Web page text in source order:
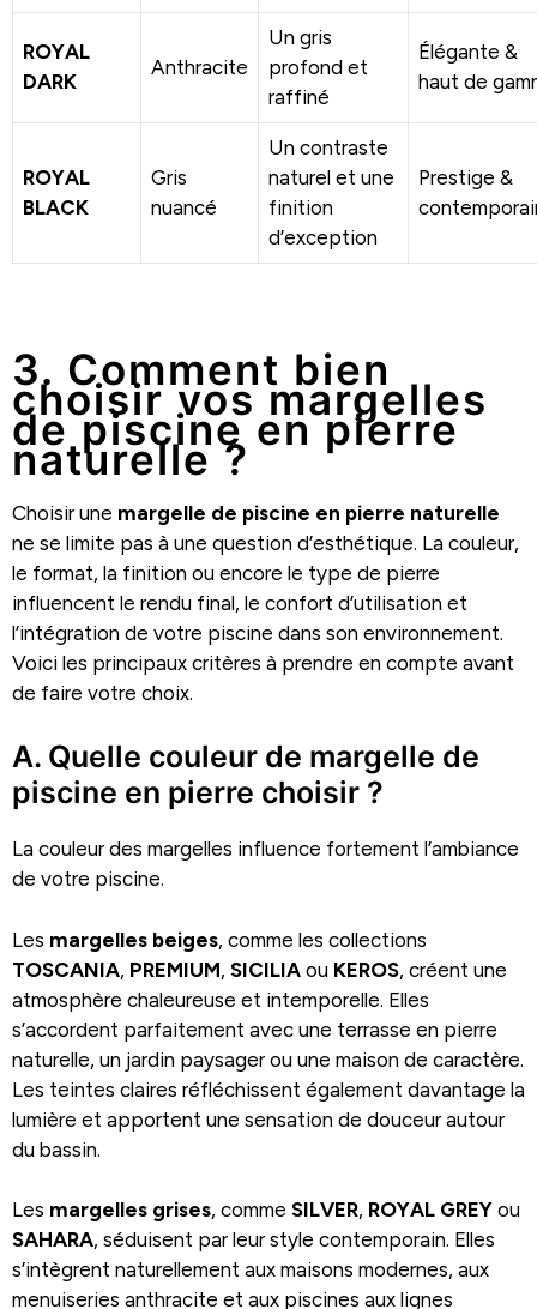
ROYAL
DARK
Anthracite
Un gris
profond et
raffiné
Élégante &
haut de
ROYAL
BLACK
Gris
nuancé
Un contraste
naturel et une
finition
d’exception
Prestige &
3. Comment bien
choisir vos margelles
de piscine en pierre
naturelle ?
Choisir une margelle de piscine en pierre naturelle
ne se limite pas à une question d’esthétique. La couleur,
le format, la finition ou encore le type de pierre
influencent le rendu final, le confort d’utilisation et
l’intégration de votre piscine dans son environnement.
Voici les principaux critères à prendre en compte avant
de faire votre choix.
A. Quelle couleur de margelle de
piscine en pierre choisir ?
La couleur des margelles influence fortement l’ambiance
de votre piscine.
Les margelles beiges, comme les collections
TOSCANIA, PREMIUM, SICILIA ou KEROS, créent une
atmosphère chaleureuse et intemporelle. Elles
s’accordent parfaitement avec une terrasse en pierre
naturelle, un jardin paysager ou une maison de caractère.
Les teintes claires réfléchissent également davantage la
lumière et apportent une sensation de douceur autour
du bassin.
Les margelles grises, comme SILVER, ROYAL GREY ou
SAHARA, séduisent par leur style contemporain. Elles
s’intègrent naturellement aux maisons modernes, aux
menuiseries anthracite et aux piscines aux lignes